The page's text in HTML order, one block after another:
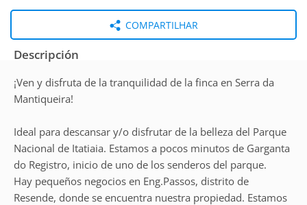
COMPARTILHAR
Descripción
¡Ven y disfruta de la tranquilidad de la finca en Serra da
Mantiqueira!
Ideal para descansar y/o disfrutar de la belleza del Parque
Nacional de Itatiaia. Estamos a pocos minutos de Garganta
do Registro, inicio de uno de los senderos del parque.
Hay pequeños negocios en Eng.Passos, distrito de
Resende, donde se encuentra nuestra propiedad. Estamos